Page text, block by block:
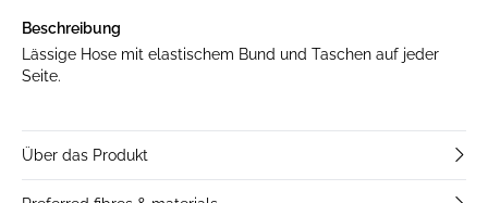
Beschreibung
Lässige Hose mit elastischem Bund und Taschen auf jeder
Seite.
Über das Produkt